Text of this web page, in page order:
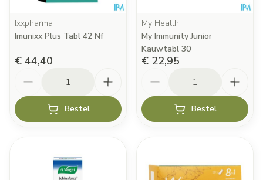
Ixxpharma
Imunixx Plus Tabl 42 Nf
€ 44,40
Bestel
My Health
My Immunity Junior
Kauwtabl 30
€ 22,95
Bestel